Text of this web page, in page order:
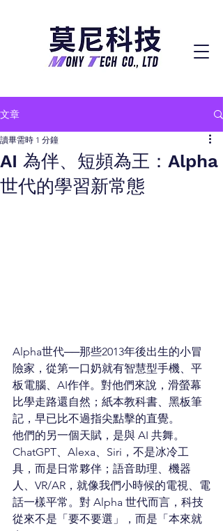
文章
AI 為伴、短頻為王：Alpha
世代的學習新常態
讀畢需時 1 分鐘
Alpha世代──那些2013年後出生的小冒
險家，從第一口奶就有智慧型手機、平
板電腦、AI作伴。對他們來說，滑螢幕
比學走路還自然；紙本教科書、黑板筆
記，早已比不過指尖點擊的直覺。
他們的另一個天賦，是與 AI 共舞。
ChatGPT、Alexa、Siri，不是冰冷工
具，而是日常夥伴；語音助理、機器
人、VR/AR，就像我們小時候的電視、電
話一樣平常。對 Alpha 世代而言，科技
從來不是「要不要選」，而是「本來就